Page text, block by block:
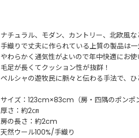
ナチュラル、モダン、カントリー、北欧風
手織りで丈夫に作られている上質の製品は一
やわらかく通気性がよいので年中快適にお使
毛足が長くてクッション性が抜群！
ペルシャの遊牧民に脈々と伝わる手法で、
サイズ：123cm×83cm（房・四隅のポンポ
厚さ：約2㎝
房の長さ：約2cm
天然ウール100%/手織り